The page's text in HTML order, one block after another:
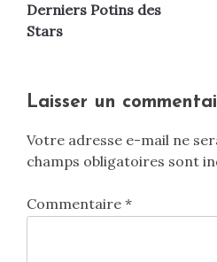
l’article
Derniers Potins des
Stars
Laisser un
Votre adresse e-mail ne
champs obligatoires sont
Commentaire *